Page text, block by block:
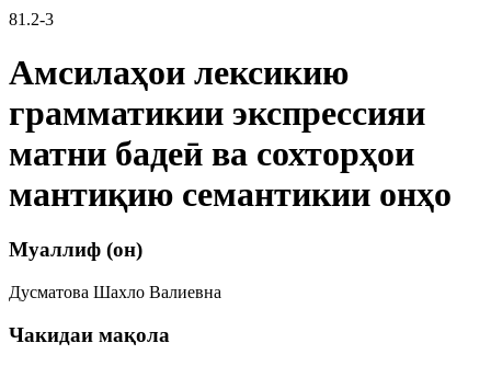
81.2-3
Амсилаҳои лексикию
грамматикии экспрессияи
матни бадеӣ ва сохторҳои
мантиқию семантикии онҳо
Муаллиф (он)
Дусматова Шахло Валиевна
Чакидаи мақола